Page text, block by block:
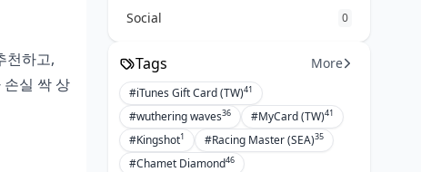
천하고,
손실 싹 상
Social 0
Tags More
#iTunes Gift Card (TW)41
#wuthering waves36 #MyCard (TW)41
#Kingshot1 #Racing Master (SEA)35
#Chamet Diamond46